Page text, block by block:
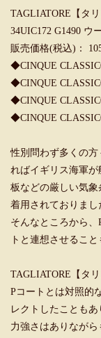
TAGLIATORE【タ
34UIC172 G1490 ウ
販売価格(税込)：
◆CINQUE
◆CINQUE
◆CINQUE
◆CINQUE
性別問わず多くの
ればイギリス海軍
板などの厳しい気
着用されておりまし
そんなところから
トと連想させること
TAGLIATORE【タ
Pコートとは対照的
レクトしたこともあ
力強さはありながら